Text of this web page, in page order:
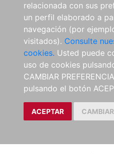
relacionada con sus
un perfil elaborado a
navegación (por
visitados). Consulte
cookies. Usted puede
uso de cookies
CAMBIAR
pulsando el botón
ACEPTAR